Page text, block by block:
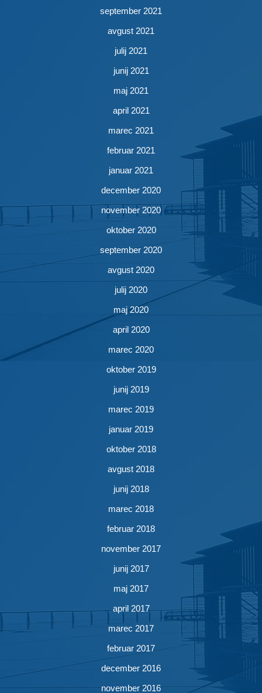
september 2021
avgust 2021
julij 2021
junij 2021
maj 2021
april 2021
marec 2021
februar 2021
januar 2021
december 2020
november 2020
oktober 2020
september 2020
avgust 2020
julij 2020
maj 2020
april 2020
marec 2020
oktober 2019
junij 2019
marec 2019
januar 2019
oktober 2018
avgust 2018
junij 2018
marec 2018
februar 2018
november 2017
junij 2017
maj 2017
april 2017
marec 2017
februar 2017
december 2016
november 2016